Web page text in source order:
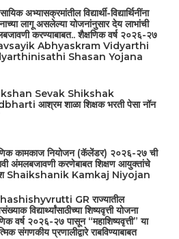
अभ्यासक्रमांतील विद्यार्थी-विद्यार्थिनींना
लागू असलेल्या योजनांनुसार देय लाभांची
करण्याबाबत.. शैक्षणिक वर्ष २०२६-२७
Abhyaskram Vidyarthi
Shasan Yojana
Sevak Shikshak
आश्रम शाळा शिक्षक भरती पेसा नॉन
कामकाज नियोजन (कॅलेंडर) २०२६-२७ ची
अंमलबजावणी करणेबाबत शिक्षण आयुक्तांचे
Shaikshanik Kamkaj Niyojan
GR राज्यातील
विद्यार्थ्यांसाठीच्या शिष्यवृत्ती योजना
वर्ष २०२६-२७ पासून “महाशिष्यवृत्ती” या
संगणकीय प्रणालीद्वारे राबविण्याबाबत